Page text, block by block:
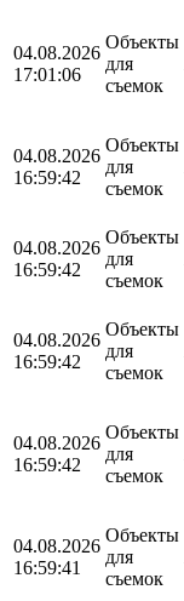
04.08.2026
17:01:06
Объекты
для
съемок
04.08.2026
16:59:42
Объекты
для
съемок
04.08.2026
16:59:42
Объекты
для
съемок
04.08.2026
16:59:42
Объекты
для
съемок
04.08.2026
16:59:42
Объекты
для
съемок
04.08.2026
16:59:41
Объекты
для
съемок